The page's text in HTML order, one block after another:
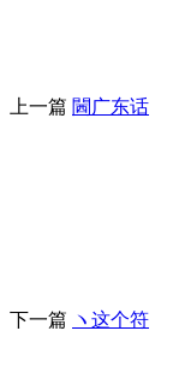
上一篇 閪广东话
下一篇 ヽ这个符